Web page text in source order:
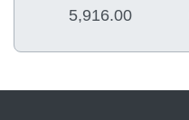
5,916.00